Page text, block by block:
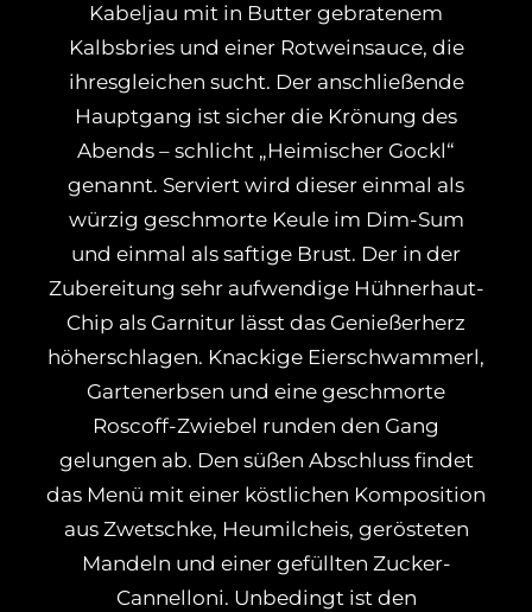
Kabeljau mit in Butter gebratenem
Kalbsbries und einer Rotweinsauce, die
ihresgleichen sucht. Der anschließende
Hauptgang ist sicher die Krönung des
Abends – schlicht „Heimischer Gockl“
genannt. Serviert wird dieser einmal als
würzig geschmorte Keule im Dim-Sum
und einmal als saftige Brust. Der in der
Zubereitung sehr aufwendige Hühnerhaut-
Chip als Garnitur lässt das Genießerherz
höherschlagen. Knackige Eierschwammerl,
Gartenerbsen und eine geschmorte
Roscoff-Zwiebel runden den Gang
gelungen ab. Den süßen Abschluss findet
das Menü mit einer köstlichen Komposition
aus Zwetschke, Heumilcheis, gerösteten
Mandeln und einer gefüllten Zucker-
Cannelloni. Unbedingt ist den